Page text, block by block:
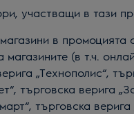
участващи в тази
в промоцията
магазините (в т.ч.
„Технополис“,
търговска верига
търговска верига